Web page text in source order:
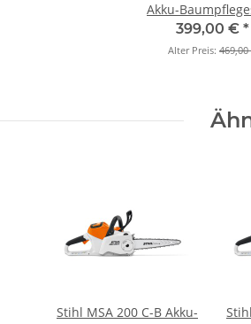
Akku-
mit 25cm399,00 € *
Alter Preis: 469,00
Stihl MSA 200 C-B Akku-